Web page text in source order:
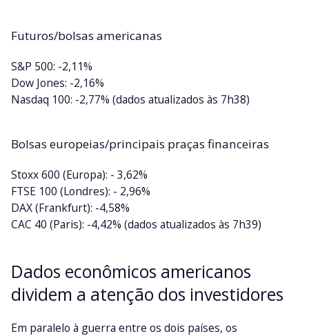
Futuros/bolsas americanas
S&P 500: -2,11%
Dow Jones: -2,16%
Nasdaq 100: -2,77% (dados atualizados às 7h38)
Bolsas europeias/principais praças financeiras
Stoxx 600 (Europa): - 3,62%
FTSE 100 (Londres): - 2,96%
DAX (Frankfurt): -4,58%
CAC 40 (Paris): -4,42% (dados atualizados às 7h39)
Dados econômicos americanos
dividem a atenção dos investidores
Em paralelo à guerra entre os dois países, os